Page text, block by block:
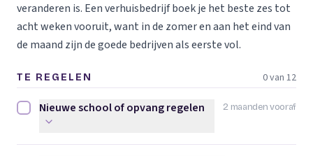
veranderen is. Een verhuisbedrijf boek je het beste zes tot
acht weken vooruit, want in de zomer en aan het eind van
de maand zijn de goede bedrijven als eerste vol.
TE REGELEN 0 van 12
2 maanden vooraf
Nieuwe school of opvang regelen afvinken
Nieuwe school of opvang regelen